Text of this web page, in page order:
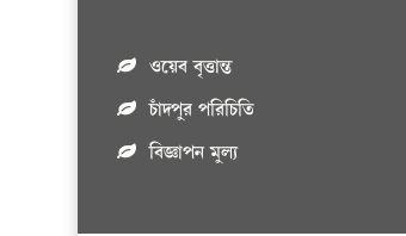
ওয়েব বৃত্তান্ত
চাঁদপুর পরিচিতি
বিজ্ঞাপন মুল্য